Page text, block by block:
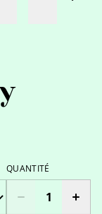
QUANTITÉ